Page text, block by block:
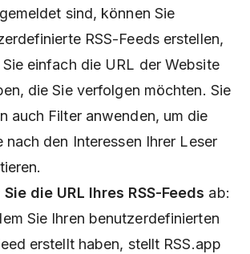
sind, können Sie
RSS-Feeds erstellen,
Sie einfach die URL der Website
die Sie verfolgen möchten. Sie
auch Filter anwenden, um die
nach den Interessen Ihrer Leser
die URL Ihres RSS-Feeds ab:
Sie Ihren benutzerdefinierten
erstellt haben, stellt RSS.app